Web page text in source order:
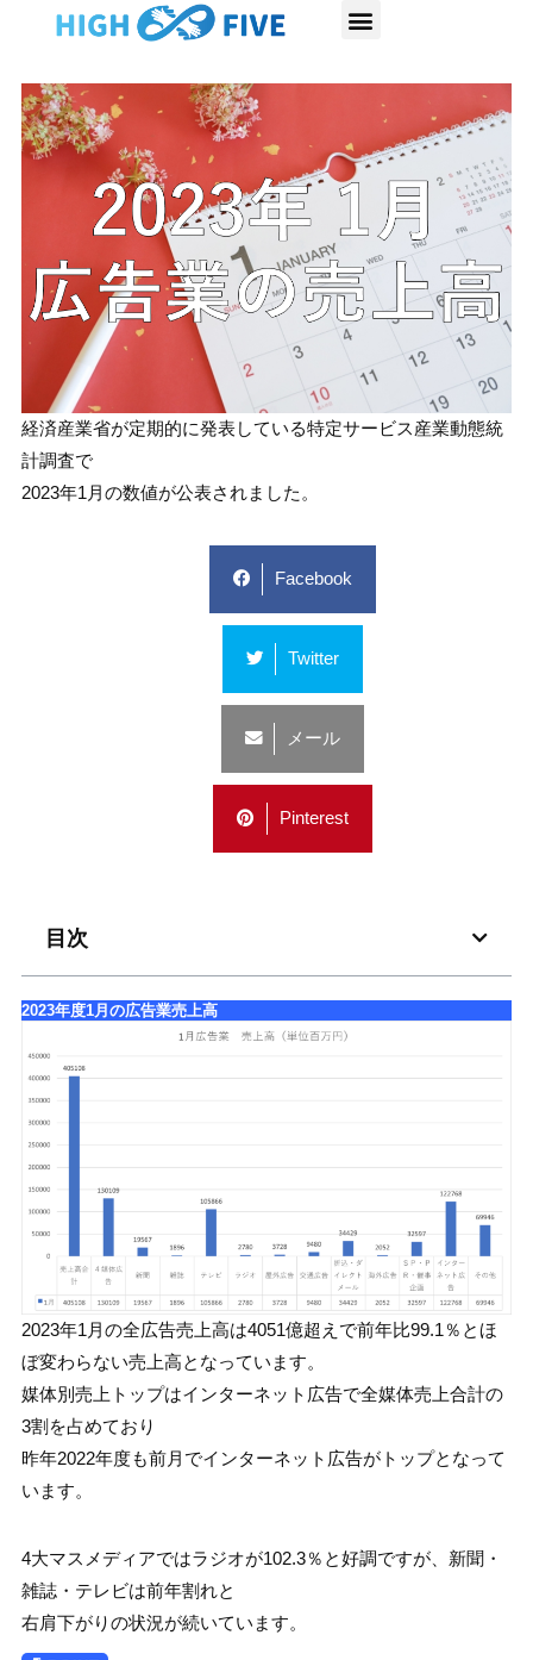
経済産業省が定期的に発表している特定サービス産業動態統
計調査で
2023年1月の数値が公表されました。
Facebook
Twitter
メール
Pinterest
目次
2023年度1月の広告業売上高
2023年1月の全広告売上高は4051億超えで前年比99.1％とほ
ぼ変わらない売上高となっています。
媒体別売上トップはインターネット広告で全媒体売上合計の
3割を占めており
昨年2022年度も前月でインターネット広告がトップとなって
います。
4大マスメディアではラジオが102.3％と好調ですが、新聞・
雑誌・テレビは前年割れと
右肩下がりの状況が続いています。